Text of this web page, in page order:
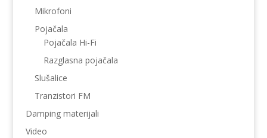
Mikrofoni
Pojačala
Pojačala Hi-Fi
Razglasna pojačala
Slušalice
Tranzistori FM
Damping materijali
Video